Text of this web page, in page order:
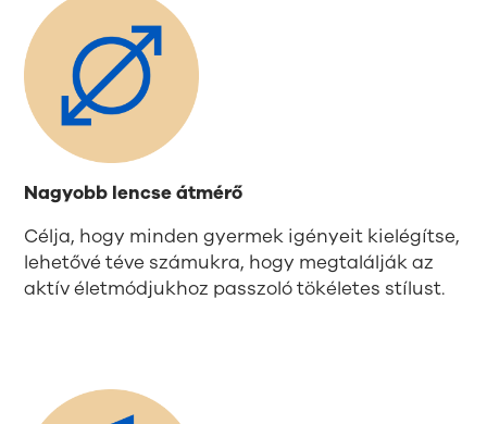
Nagyobb lencse átmérő
Célja, hogy minden gyermek igényeit kielégítse,
lehetővé téve számukra, hogy megtalálják az
aktív életmódjukhoz passzoló tökéletes stílust.